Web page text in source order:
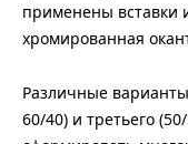
применены вставки
хромированная
Различные
60/40) и третьего